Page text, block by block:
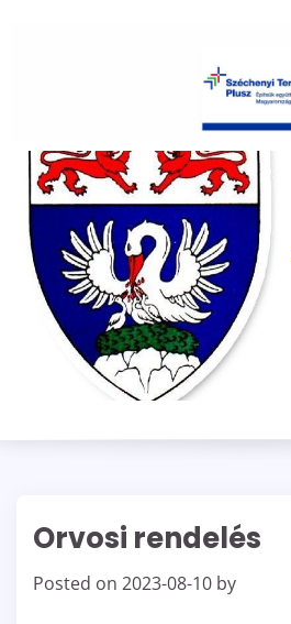
content
Orvosi rendelés
Posted on 2023-08-10 by